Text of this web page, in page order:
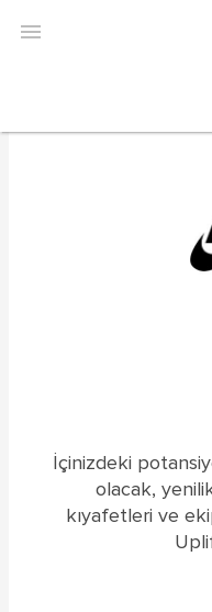

İçinizdeki
olacak,
kıyafetleri ve